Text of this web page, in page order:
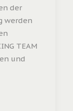
der
werden
TEAM
und